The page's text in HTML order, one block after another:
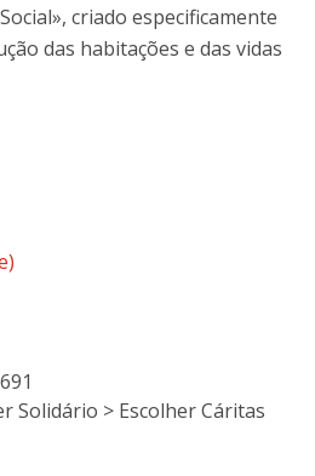
criado especificamente
das habitações e das vidas
Solidário > Escolher Cáritas